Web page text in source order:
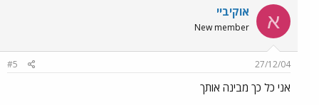
א אוקיביי
New member
27/12/04
#5
אני כל כך מבינה אותך